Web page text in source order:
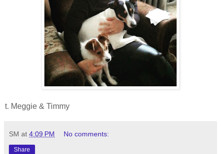
t. Meggie & Timmy
SM at 4:09 PM No comments:
Share